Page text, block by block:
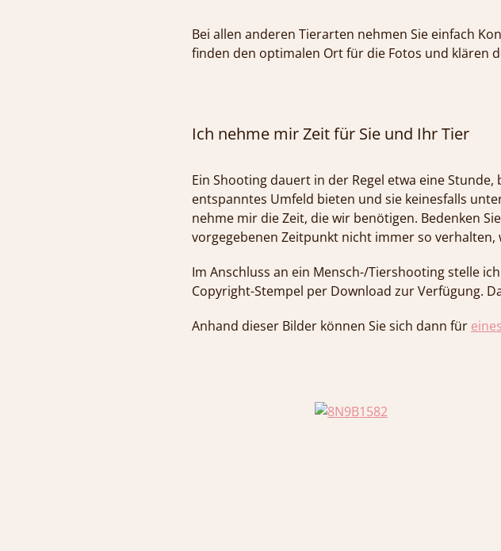
Bei allen anderen Tierarten nehmen Sie einfach
finden den optimalen Ort für die Fotos und klären
Ich nehme mir Zeit für Sie und Ihr Tier
Ein Shooting dauert in der Regel etwa eine
entspanntes Umfeld bieten und sie keinesfalls
nehme mir die Zeit, die wir benötigen. Bedenken
vorgegebenen Zeitpunkt nicht immer so verhalten,
Im Anschluss an ein Mensch-/Tiershooting stelle
Copyright-Stempel per Download zur Verfügung.
Anhand dieser Bilder können Sie sich dann für